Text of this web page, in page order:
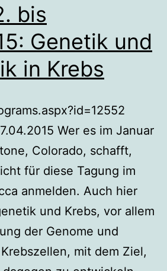
bis
Genetik und
in Krebs
Wer es im Januar
Colorado, schafft,
für diese Tagung im
anmelden. Auch hier
und Krebs, vor allem
der Genome und
mit dem Ziel,